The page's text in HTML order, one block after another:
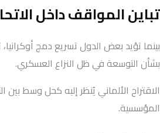
تباين المواقف داخل
بينما تؤيد بعض الدول تسريع دمج
بشأن التوسعة في ظل النزاع العسكري.
الاقتراح الألماني يُنظر إليه كحل وسط
المؤسسية.